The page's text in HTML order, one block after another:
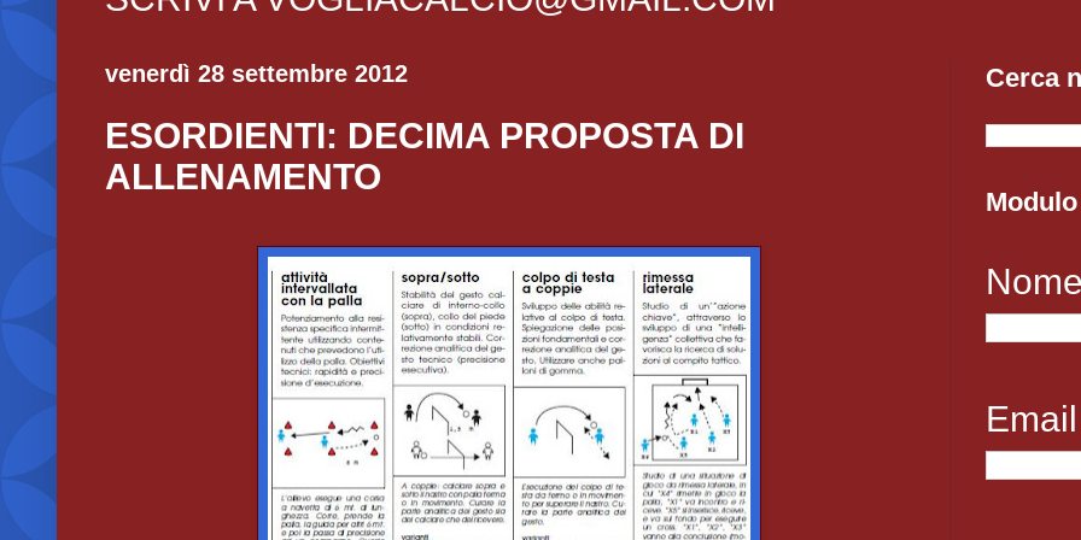
venerdì 28 settembre 2012
ESORDIENTI: DECIMA PROPOSTA DI
ALLENAMENTO
Cerca